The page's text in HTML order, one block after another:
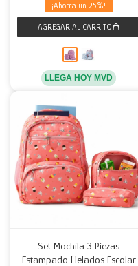
25
LLEGA HOY MVD
Set Mochila 3 Piezas
Estampado Helados Escolar